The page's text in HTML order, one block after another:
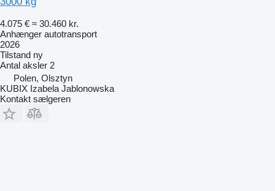
4.075 € ≈ 30.460 kr.
Anhænger autotransport
2026
Tilstand ny
Antal aksler 2
Polen, Olsztyn
KUBIX Izabela Jablonowska
Kontakt sælgeren